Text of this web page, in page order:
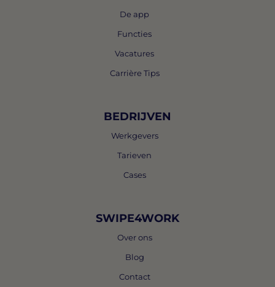
De app
Functies
Vacatures
Carrière Tips
BEDRIJVEN
Werkgevers
Tarieven
Cases
SWIPE4WORK
Over ons
Blog
Contact